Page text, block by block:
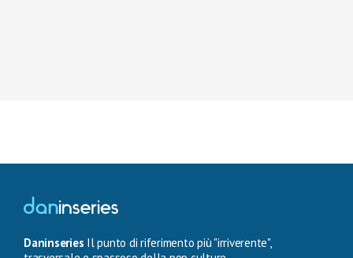
Daninseries Il punto di riferimento più "irriverente",